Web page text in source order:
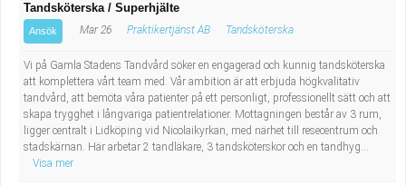
Tandsköterska / Superhjälte
Ansök Mar 26 Praktikertjänst AB Tandsköterska
Vi på Gamla Stadens Tandvård söker en engagerad och kunnig tandsköterska
att komplettera vårt team med. Vår ambition är att erbjuda högkvalitativ
tandvård, att bemöta våra patienter på ett personligt, professionellt sätt och att
skapa trygghet i långvariga patientrelationer. Mottagningen består av 3 rum,
ligger centralt i Lidköping vid Nicolaikyrkan, med närhet till resecentrum och
stadskärnan. Här arbetar 2 tandläkare, 3 tandsköterskor och en tandhyg...
Visa mer